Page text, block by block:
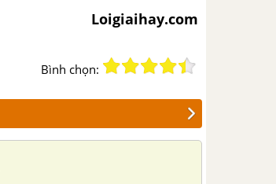
Loigiaihay.com
Bình chọn: